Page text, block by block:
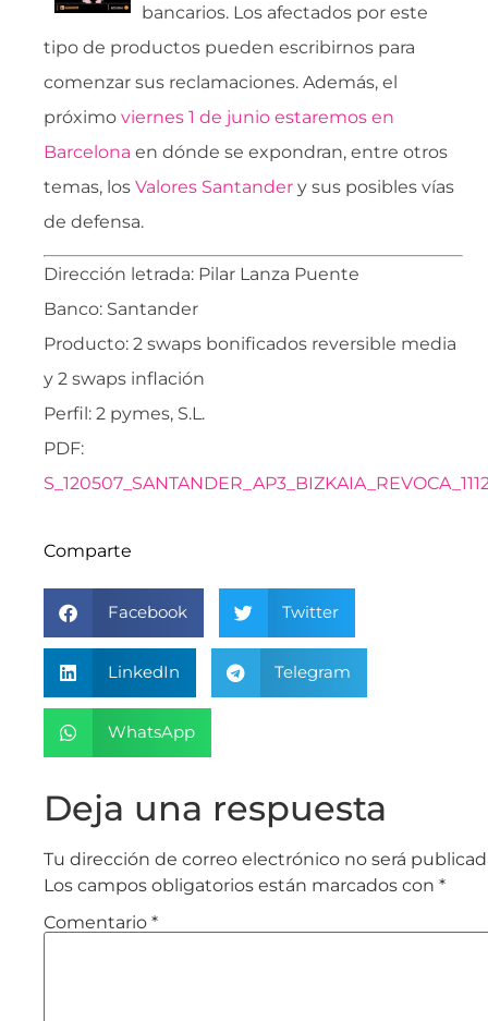
bancarios. Los afectados por este
tipo de productos pueden escribirnos para
comenzar sus reclamaciones. Además, el
próximo viernes 1 de junio estaremos en
Barcelona en dónde se expondran, entre otros
temas, los Valores Santander y sus posibles vías
de defensa.
Dirección letrada: Pilar Lanza Puente
Banco: Santander
Producto: 2 swaps bonificados reversible media
y 2 swaps inflación
Perfil: 2 pymes, S.L.
PDF:
Comparte
Facebook Twitter
LinkedIn Telegram
WhatsApp
Deja una respuesta
Tu dirección de correo electrónico no será
Los campos obligatorios están marcados con *
Comentario *